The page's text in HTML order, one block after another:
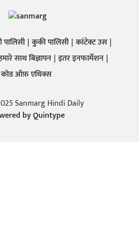
पालिसी कुकी पालिसी कांटेक्ट उस
साथ बिज्ञापन इतर इनफार्मेशन
कोड ऑफ़ एथिक्स
Sanmarg Hindi Daily
byQuintype